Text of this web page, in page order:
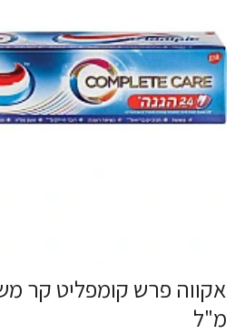
מ"ל